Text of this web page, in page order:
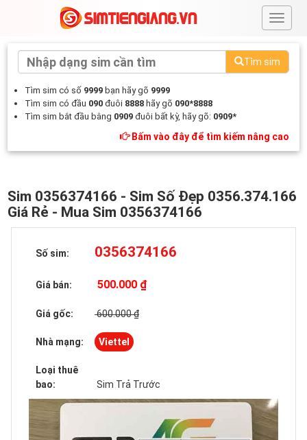
#
Tìm sim
Tìm sim có số 9999 bạn hãy gõ 9999
Tìm sim có đầu 090 đuôi 8888 hãy gõ 090*8888
Tìm sim bắt đầu bằng 0909 đuôi bất kỳ, hãy gõ: 0909*
Bấm vào đây để tìm kiếm nâng cao
Sim 0356374166 - Sim Số Đẹp 0356.374.166
Giá Rẻ - Mua Sim 0356374166
Số sim: 0356374166
Giá bán: 500.000 ₫
Giá gốc: 600.000 ₫
Nhà mạng: Viettel
Loại thuê
bao:
Sim Trả Trước